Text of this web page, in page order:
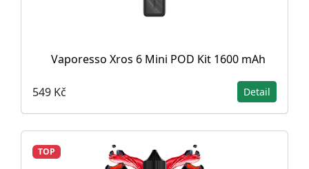
Vaporesso Xros 6 Mini POD Kit 1600 mAh
549 Kč Detail
TOP